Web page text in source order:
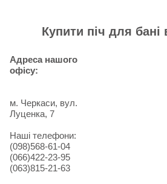
Купити піч для бані
Адреса нашого
офісу:
м. Черкаси, вул.
Луценка, 7
Наші телефони:
(098)568-61-04
(066)422-23-95
(063)815-21-63